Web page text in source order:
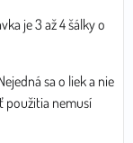
je 3 až 4 šálky o
sa o liek a nie
použitia nemusí